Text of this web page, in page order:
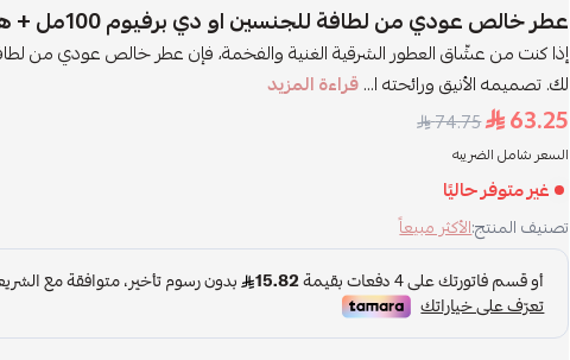
عطر خالص عودي من لطافة للجنسين او دي برفيوم 100مل + هدية مزيل عرق
إذا كنت من عشّاق العطور الشرقية الغنية والفخمة، فإن عطر خالص عودي من
لك. تصميمه الأنيق ورائحته ا...قراءة المزيد
63.25
74.75
السعر شامل الضريبه
غير متوفر حاليًا
تصنيف المنتج:الأكثر مبيعاً